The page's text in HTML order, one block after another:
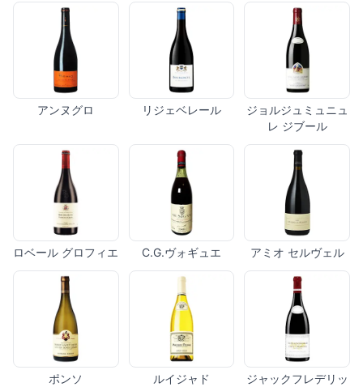
アンヌグロ リジェベレール
ジョルジュミュニュ
レ ジブール
ロベール グロフィエ C.G.ヴォギュエ アミオ セルヴェル
ポンソ ルイジャド
ジャックフレデリッ